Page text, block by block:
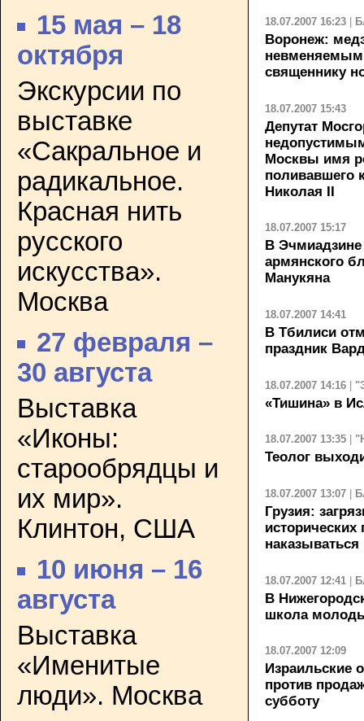
15 мая – 18
октября
Экскурсии по
выставке
«Сакральное и
радикальное.
Красная нить
русского
искусства».
Москва
27 февраля –
30 августа
Выставка
«Иконы:
старообрядцы и
их мир».
Клинтон, США
10 июня – 16
августа
Выставка
«Именитые
люди». Москва
18.07.2007 16:23
Воронеж:
невменяемым
священнику
18.07.2007 15:43
Депутат
Москвы имя
поливавшего
Николая II
18.07.2007 15:17
В Эчмиадзине
армянского
Манукяна
18.07.2007 14:41
В Тбилиси
праздник
18.07.2007 14:16 |
«Тишина» в
18.07.2007 13:35
Теолог
18.07.2007 13:07
Грузия:
исторических
18.07.2007 12:41 |
В
школа
18.07.2007 12:09
Израильские
против
субботу